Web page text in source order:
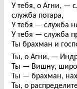
У тебя, о Агни, —
служба потара,
У тебя — служба
У тебя — служба
Ты брахман и
Ты, о Агни, —
Ты — Вишну,
Ты — брахман,
Ты, о